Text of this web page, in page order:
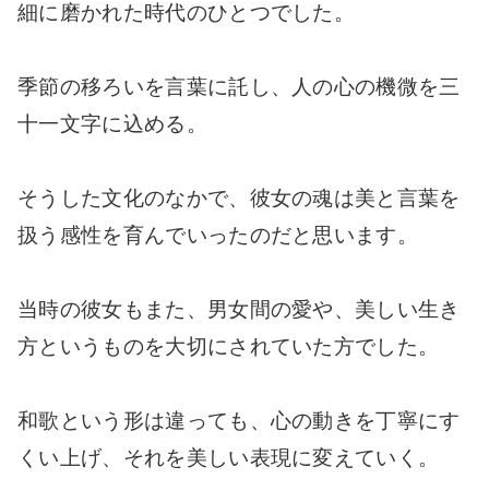
細に磨かれた時代のひとつでした。
季節の移ろいを言葉に託し、人の心の機微を三
十一文字に込める。
そうした文化のなかで、彼女の魂は美と言葉を
扱う感性を育んでいったのだと思います。
当時の彼女もまた、男女間の愛や、美しい生き
方というものを大切にされていた方でした。
和歌という形は違っても、心の動きを丁寧にす
くい上げ、それを美しい表現に変えていく。